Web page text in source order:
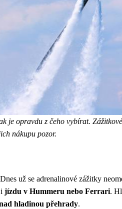
je opravdu z čeho vybírat.
nákupu pozor.
už se adrenalinové zážitky
jízdu v Hummeru nebo Ferrari.
hladinou přehrady.